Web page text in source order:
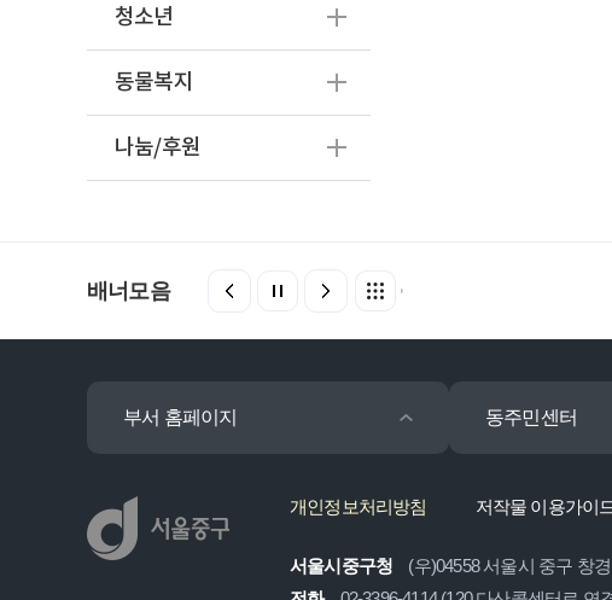
청소년
동물복지
나눔/후원
배너모음
부서 홈페이지 동주민센터
개인정보처리방침 저작물 이용가이
서울시중구청
(우)04558 서울시 중구 창